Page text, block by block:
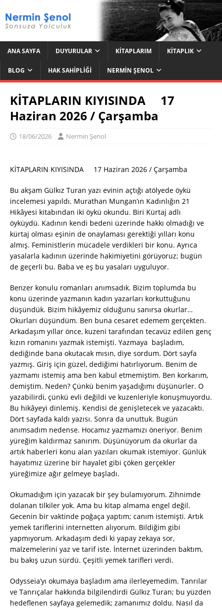
ANA SAYFA DUYURULAR KITAPLARIM KITAPLIK
BLOG HAK SAHIPLIĞI NERMIN ŞENOL
KİTAPLARIN KIYISINDA 17
Haziran 2026 / Çarşamba
18/06/2026 Nermin Şenol
KİTAPLARIN KIYISINDA 17 Haziran 2026 / Çarşamba
Bu akşam Gülkız Turan yazı evinin açtığı atölyede öykü
incelemesi yapıldı. Murathan Mungan’ın Kadınlığın 21
Hikâyesi kitabından iki öykü okundu. Biri Kürtaj adlı
öyküydü. Kadının kendi bedeni üzerinde hakkı olmadığı ve
kürtaj olması eşinin de onaylaması gerektiği yılları konu
almış. Feministlerin mücadele verdikleri bir konu. Ayrıca
yasalarla kadının üzerinde hakimiyetini görüyoruz; bugün
de geçerli bu. Baba ve eş bu yasaları uyguluyor.
Benzer konulu romanları anımsadık. Bizim toplumda bu
konu üzerinde yazmanın kadın yazarları korkuttuğunu
düşündük. Bizim hikâyemiz olduğunu sanırsa okurlar…
Okurları düşündüm. Ben buna cesaret edemem gerçekten.
Arkadaşım yıllar önce, kuzeni tarafından tecavüz edilen genç
kızın romanını yazmak istemişti. Yazmaya başladım,
dediğinde bana okutacak mısın, diye sordum. Dört sayfa
yazmış. Giriş için güzel, dediğimi hatırlıyorum. Benim de
yazmamı istemiş ama ben kabul etmemiştim. Ben korkarım,
demiştim. Neden? Çünkü benim yaşadığımı düşünürler. O
yazabilirdi, çünkü evli değildi ve kuzenleriyle konuşmuyordu.
Bu hikâyeyi dinlemiş. Kendisi de genişletecek ve yazacaktı.
Dört sayfada kaldı yazısı. Sonra da unuttuk. Bugün
anımsadım nedense. Hocamız yazmamızı öneriyor. Benim
yüreğim kaldırmaz sanırım. Düşünüyorum da okurlar da
artık haberleri konu alan yazıları okumak istemiyor. Günlük
hayatımız üzerine bir hayalet gibi çöken gerçekler
yüreğimize ağır gelmeye başladı.
Okumadığım için yazacak bir şey bulamıyorum. Zihnimde
dolanan tilkiler yok. Ama bu kitap almama engel değil.
Gecenin bir vaktinde poğaça yaptım; canım istemişti. Artık
yemek tariflerini internetten alıyorum. Bildiğim gibi
yapmıyorum. Arkadaşım dedi ki yapay zekaya sor,
malzemelerini yaz ve tarif iste. İnternet üzerinden baktım,
bu bakış uzun sürdü. Çeşitli yemek tarifleri verdi.
Odysseia’yı okumaya başladım ama ilerleyemedim. Tanrılar
ve Tanrıçalar hakkında bilgilendirdi Gülkız Turan; bu yüzden
hedeflenen sayfaya gelemedik; zamanımız doldu. Nasıl da